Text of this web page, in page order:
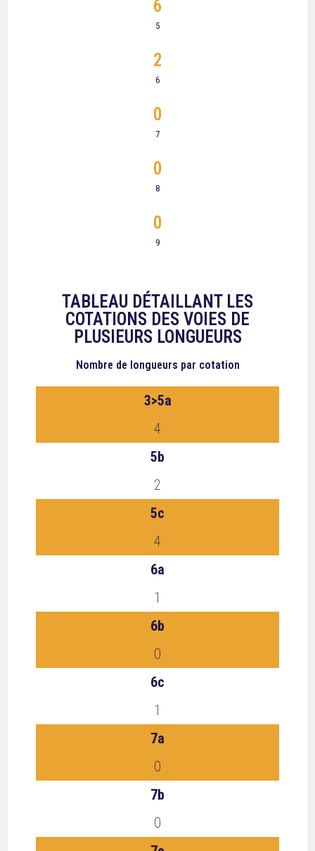
5
6
6
2
7
0
8
0
9
0
TABLEAU DÉTAILLANT LES
COTATIONS DES VOIES DE
PLUSIEURS LONGUEURS
Nombre de longueurs par cotation
3>5a
4
5b
2
5c
4
6a
1
6b
0
6c
1
7a
0
7b
0